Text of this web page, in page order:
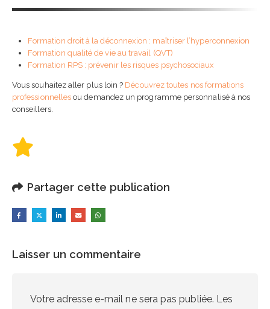
Formation droit à la déconnexion : maîtriser l’hyperconnexion
Formation qualité de vie au travail (QVT)
Formation RPS : prévenir les risques psychosociaux
Vous souhaitez aller plus loin ? Découvrez toutes nos formations
professionnelles ou demandez un programme personnalisé à nos
conseillers.
Partager cette publication
Laisser un commentaire
Votre adresse e-mail ne sera pas publiée. Les